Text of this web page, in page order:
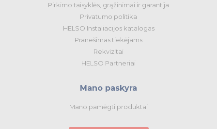
Pirkimo taisyklės, grąžinimai ir garantija
Privatumo politika
HELSO Instaliacijos katalogas
Pranešimas tiekėjams
Rekvizitai
HELSO Partneriai
Mano paskyra
Mano pamėgti produktai